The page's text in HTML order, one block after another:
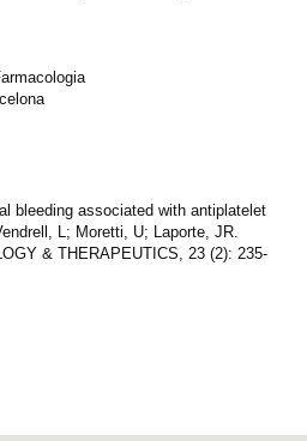
bleeding associated with antiplatelet
L; Moretti, U; Laporte, JR.
& THERAPEUTICS, 23 (2): 235-